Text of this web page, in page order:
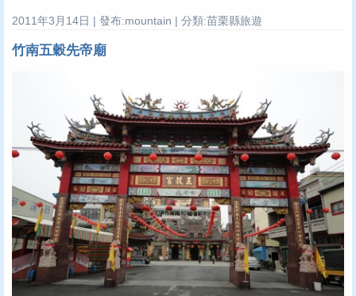
2011年3月14日 | 發布:mountain | 分類:苗栗縣旅遊
竹南五穀先帝廟